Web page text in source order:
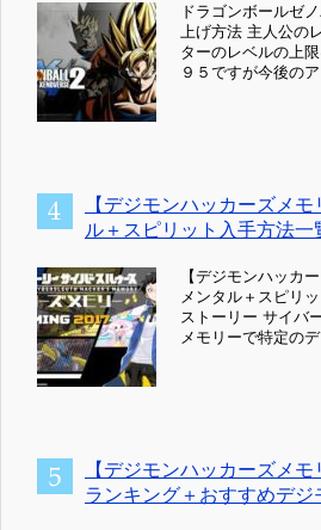
ドラゴンボールゼ
上げ方法 主人公の
ターのレベルの上
９５ですが今後の
【デジモンハッカーズメ
ル＋スピリット入手方法一
【デジモンハッカ
メンタル＋スピリ
ストーリー サイバ
メモリーで特定の
【デジモンハッカーズメ
ランキング＋おすすめデジ